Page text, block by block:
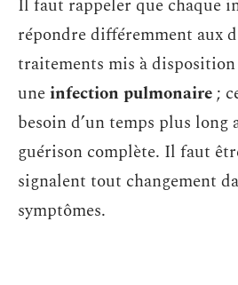
Il faut rappeler que chaque
répondre différemment aux
traitements mis à
uneinfection pulmonaire;
besoin d’un temps plus long
guérison complète. Il faut
signalent tout changement
symptômes.